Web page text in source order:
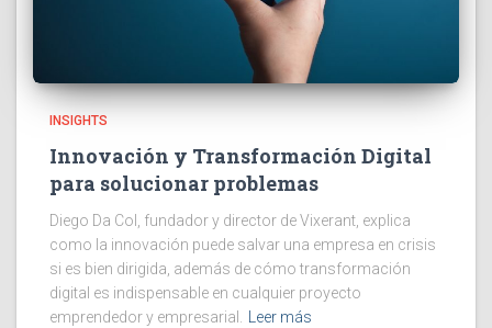
INSIGHTS
Innovación y Transformación Digital
para solucionar problemas
Diego Da Col, fundador y director de Vixerant, explica
como la innovación puede salvar una empresa en crisis
si es bien dirigida, además de cómo transformación
digital es indispensable en cualquier proyecto
emprendedor y empresarial.
Leer más